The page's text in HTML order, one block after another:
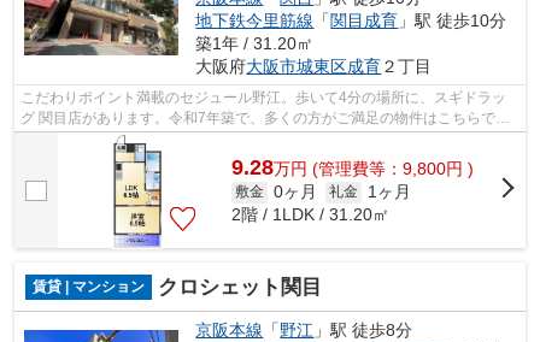
地下鉄今里筋線 「関目成育 」駅 徒歩10分
築1年 / 31.20㎡
大阪府大阪市城東区成育２丁目
こだわりポイント満載のセジュール野江。歩いて4分の場所に、スギドラッ
グ 関目店があります。令和7年築で、多くの方がご満足の物件はこちらで
す。こちらのマンションは2駅が近くにあ...
9.28万円 (管理費等：9,800円 )
敷金 0ヶ月 礼金
1ヶ月
2階 / 1LDK / 31.20㎡
賃貸 | マンション クロシェット関目
京阪本線 「野江 」駅 徒歩8分